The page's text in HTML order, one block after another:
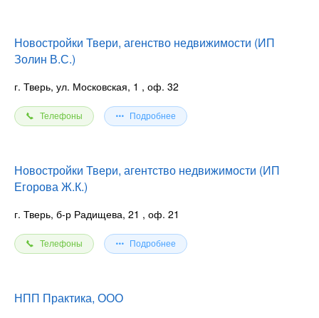
Новостройки Твери, агенство недвижимости (ИП
Золин В.С.)
г. Тверь, ул. Московская, 1 , оф. 32
Телефоны Подробнее
Новостройки Твери, агентство недвижимости (ИП
Егорова Ж.К.)
г. Тверь, б-р Радищева, 21 , оф. 21
Телефоны Подробнее
НПП Практика, ООО